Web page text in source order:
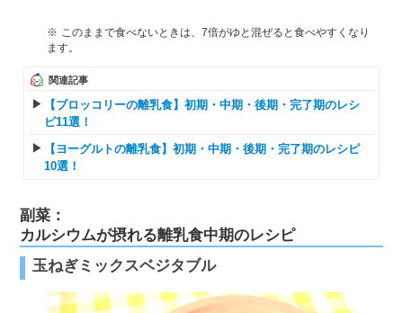
このままで食べないときは、7倍がゆと混ぜると食べやすくなり
ます。
関連記事
【ブロッコリーの離乳食】初期・中期・後期・完了期のレシ
ピ11選！
【ヨーグルトの離乳食】初期・中期・後期・完了期のレシピ
10選！
副菜：
カルシウムが摂れる離乳食中期のレシピ
玉ねぎミックスベジタブル